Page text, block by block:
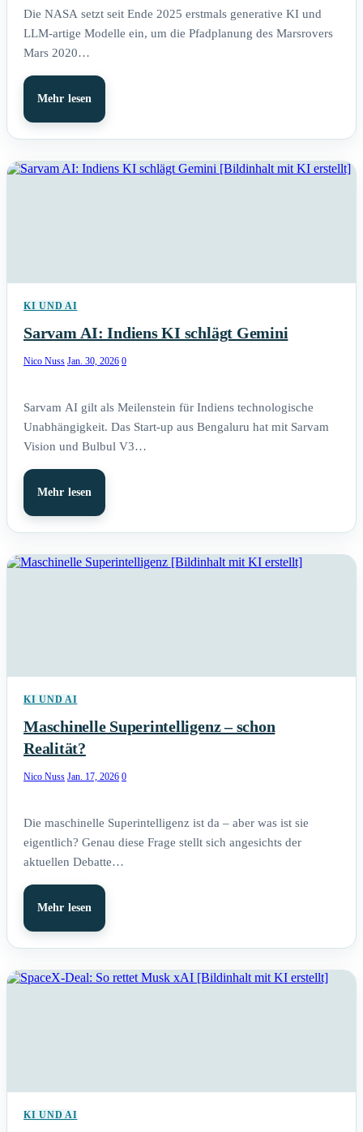
Die NASA setzt seit Ende 2025 erstmals generative KI und
LLM-artige Modelle ein, um die Pfadplanung des Marsrovers
Mars 2020…
Mehr lesen
KI UND AI
Sarvam AI: Indiens KI schlägt Gemini
Nico Nuss Jan. 30, 2026 0
Sarvam AI gilt als Meilenstein für Indiens technologische
Unabhängigkeit. Das Start-up aus Bengaluru hat mit Sarvam
Vision und Bulbul V3…
Mehr lesen
KI UND AI
Maschinelle Superintelligenz – schon
Realität?
Nico Nuss Jan. 17, 2026 0
Die maschinelle Superintelligenz ist da – aber was ist sie
eigentlich? Genau diese Frage stellt sich angesichts der
aktuellen Debatte…
Mehr lesen
KI UND AI